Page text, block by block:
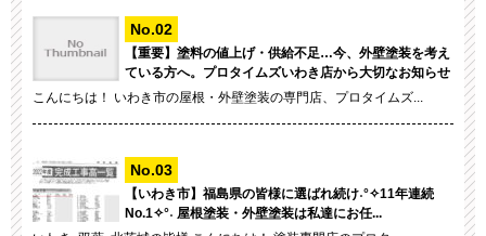
【重要】塗料の値上げ・供給不足…今、外壁塗装を考え
ている方へ。プロタイムズいわき店から大切なお知らせ
こんにちは！ いわき市の屋根・外壁塗装の専門店、プロタイムズ...
【いわき市】福島県の皆様に選ばれ続け˖°✧11年連続
No.1✧°˖ 屋根塗装・外壁塗装は私達にお任...